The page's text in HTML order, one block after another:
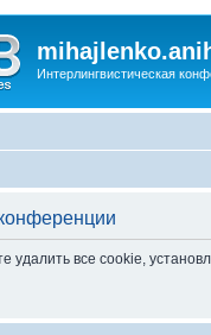
Интерлингвистическая
удалить все cookie,